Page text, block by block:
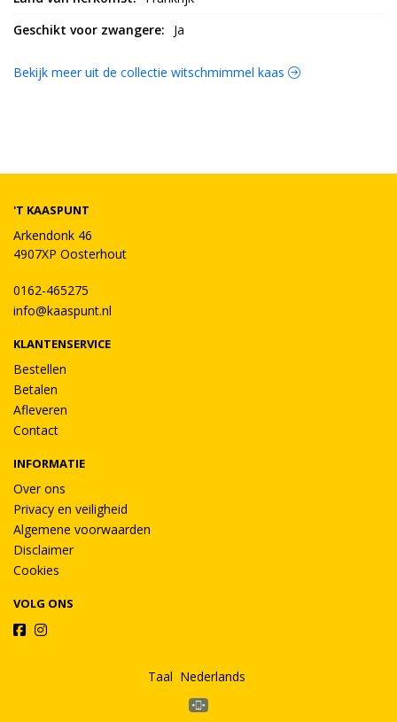
Geschikt voor zwangere:
Ja
Bekijk meer uit de collectie witschmimmel kaas
'T KAASPUNT
Arkendonk 46
4907XP Oosterhout
0162-465275
info@kaaspunt.nl
KLANTENSERVICE
Bestellen
Betalen
Afleveren
Contact
INFORMATIE
Over ons
Privacy en veiligheid
Algemene voorwaarden
Disclaimer
Cookies
VOLG ONS
Taal